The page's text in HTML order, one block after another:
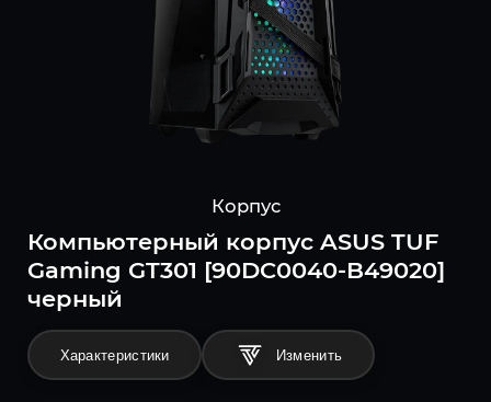
Корпус
Компьютерный корпус ASUS TUF
Gaming GT301 [90DC0040-B49020]
черный
Характеристики